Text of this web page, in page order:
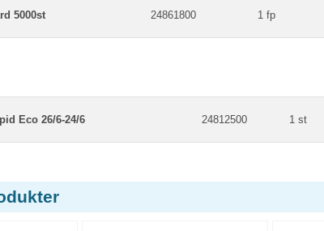
5000st 24861800 1 fp
Eco 26/6-24/6 24812500 1 st